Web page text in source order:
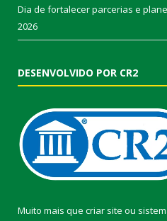
Dia de fortalecer parcerias e
2026
DESENVOLVIDO POR CR2
Muito mais que criar site ou